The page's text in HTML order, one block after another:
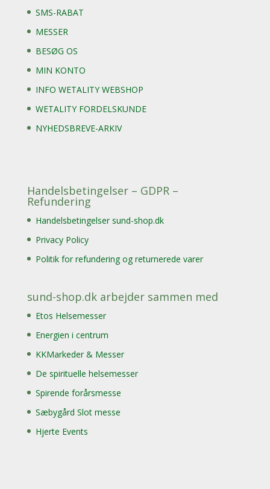
SMS-RABAT
MESSER
BESØG OS
MIN KONTO
INFO WETALITY WEBSHOP
WETALITY FORDELSKUNDE
NYHEDSBREVE-ARKIV
Handelsbetingelser – GDPR –
Refundering
Handelsbetingelser sund-shop.dk
Privacy Policy
Politik for refundering og returnerede varer
sund-shop.dk arbejder sammen med
Etos Helsemesser
Energien i centrum
KKMarkeder & Messer
De spirituelle helsemesser
Spirende forårsmesse
Sæbygård Slot messe
Hjerte Events